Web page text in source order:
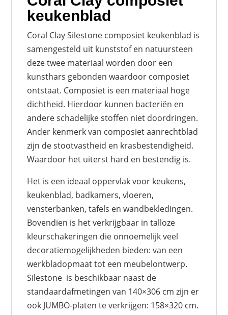
keukenblad
Coral Clay Silestone composiet keukenblad is
samengesteld uit kunststof en natuursteen
deze twee materiaal worden door een
kunsthars gebonden waardoor composiet
ontstaat. Composiet is een materiaal hoge
dichtheid. Hierdoor kunnen bacteriën en
andere schadelijke stoffen niet doordringen.
Ander kenmerk van composiet aanrechtblad
zijn de stootvastheid en krasbestendigheid.
Waardoor het uiterst hard en bestendig is.
Het is een ideaal oppervlak voor keukens,
keukenblad, badkamers, vloeren,
vensterbanken, tafels en wandbekledingen.
Bovendien is het verkrijgbaar in talloze
kleurschakeringen die onnoemelijk veel
decoratiemogelijkheden bieden: van een
werkbladopmaat tot een meubelontwerp.
Silestone is beschikbaar naast de
standaardafmetingen van 140×306 cm zijn er
ook JUMBO-platen te verkrijgen: 158×320 cm.